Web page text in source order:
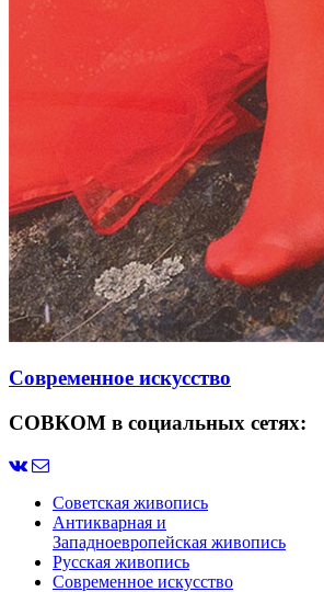
Современное искусство
СОВКОМ в социальных сетях:
Советская живопись
Антикварная и
Западноевропейская живопись
Русская живопись
Современное искусство